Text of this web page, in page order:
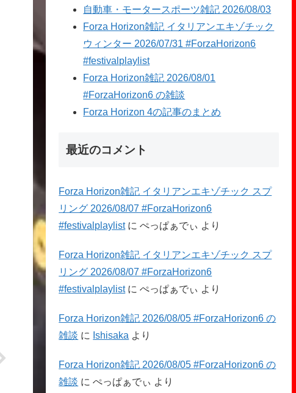
自動車・モータースポーツ雑記 2026/08/03
Forza Horizon雑記 イタリアンエキゾチック
ウィンター 2026/07/31 #ForzaHorizon6
#festivalplaylist
Forza Horizon雑記 2026/08/01
#ForzaHorizon6 の雑談
Forza Horizon 4の記事のまとめ
最近のコメント
Forza Horizon雑記 イタリアンエキゾチック スプ
リング 2026/08/07 #ForzaHorizon6
#festivalplaylistにぺっぱぁでぃ より
Forza Horizon雑記 イタリアンエキゾチック スプ
リング 2026/08/07 #ForzaHorizon6
#festivalplaylistにぺっぱぁでぃ より
Forza Horizon雑記 2026/08/05 #ForzaHorizon6 の
雑談 に Ishisaka より
Forza Horizon雑記 2026/08/05 #ForzaHorizon6 の
雑談 にぺっぱぁでぃ より